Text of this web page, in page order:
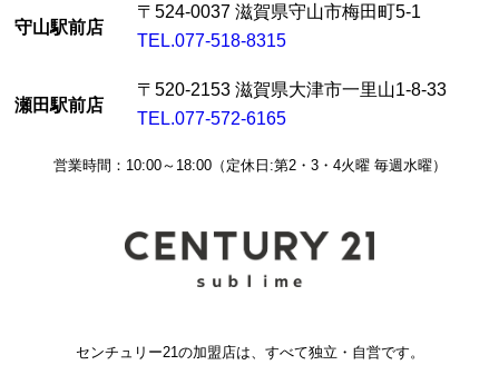
守山駅前店
〒524-0037 滋賀県守山市梅田町5-1
TEL.077-518-8315
瀬田駅前店
〒520-2153 滋賀県大津市一里山1-8-33
TEL.077-572-6165
営業時間：10:00～18:00（定休日:第2・3・4火曜 毎週水曜）
センチュリー21の加盟店は、すべて独立・自営です。